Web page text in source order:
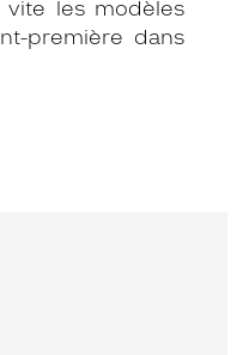
vite les modèles
première dans